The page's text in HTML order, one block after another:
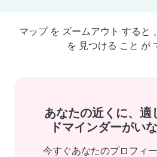
マップ を ズームアウト すると
を 見つける こと が
あなたの近くに、適
ドマインダーがい
今すぐあなたのプロフィ